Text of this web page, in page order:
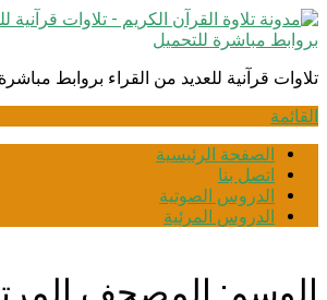
انتقل
إلى
تلاوات قرآنية للعديد من القراء بروابط
القائمة
الصفحة الرئيسية
اتصل بنا
الدروس الصوتية
الدروس المرئية